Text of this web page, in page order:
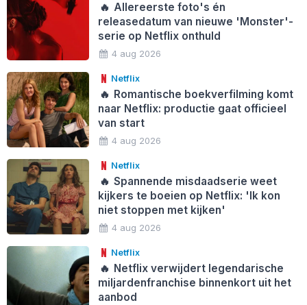
🔥 Allereerste foto's én
releasedatum van nieuwe 'Monster'-
serie op Netflix onthuld
4 aug 2026
Netflix
🔥 Romantische boekverfilming komt
naar Netflix: productie gaat officieel
van start
4 aug 2026
Netflix
🔥 Spannende misdaadserie weet
kijkers te boeien op Netflix: 'Ik kon
niet stoppen met kijken'
4 aug 2026
Netflix
🔥 Netflix verwijdert legendarische
miljardenfranchise binnenkort uit het
aanbod